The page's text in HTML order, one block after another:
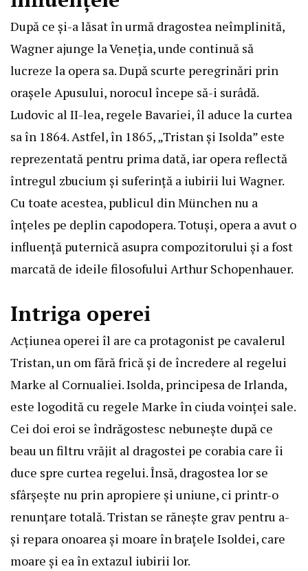
După ce și-a lăsat în urmă dragostea neîmplinită,
Wagner ajunge la Veneția, unde continuă să
lucreze la opera sa. După scurte peregrinări prin
orașele Apusului, norocul începe să-i surâdă.
Ludovic al II-lea, regele Bavariei, îl aduce la curtea
sa în 1864. Astfel, în 1865, „Tristan şi Isolda” este
reprezentată pentru prima dată, iar opera reflectă
întregul zbucium și suferință a iubirii lui Wagner.
Cu toate acestea, publicul din München nu a
înțeles pe deplin capodopera. Totuși, opera a avut o
influență puternică asupra compozitorului și a fost
marcată de ideile filosofului Arthur Schopenhauer.
Intriga operei
Acțiunea operei îl are ca protagonist pe cavalerul
Tristan, un om fără frică și de încredere al regelui
Marke al Cornualiei. Isolda, principesa de Irlanda,
este logodită cu regele Marke în ciuda voinței sale.
Cei doi eroi se îndrăgostesc nebunește după ce
beau un filtru vrăjit al dragostei pe corabia care îi
duce spre curtea regelui. Însă, dragostea lor se
sfârșește nu prin apropiere și uniune, ci printr-o
renunțare totală. Tristan se rănește grav pentru a-
și repara onoarea și moare în brațele Isoldei, care
moare și ea în extazul iubirii lor.